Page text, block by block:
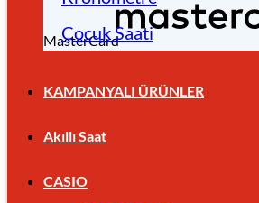
MasterCard
Çocuk Saati
KAMPANYALI ÜRÜNLER
Akıllı Saat
CASIO